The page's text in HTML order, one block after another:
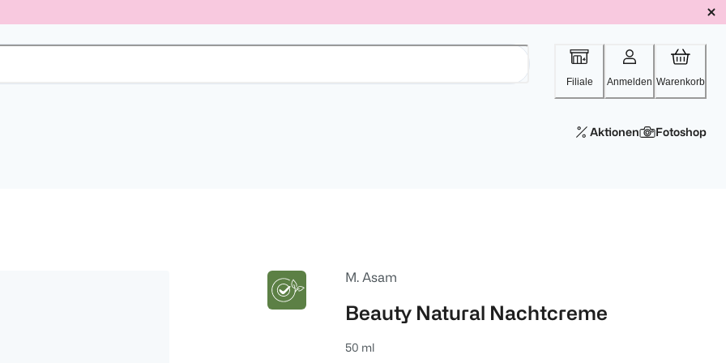
Filiale Anmelden Warenkorb
Aktionen Fotoshop
M. Asam
Beauty Natural Nachtcreme
50 ml